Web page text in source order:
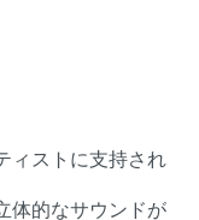
ィストに支持され
体的なサウンドが